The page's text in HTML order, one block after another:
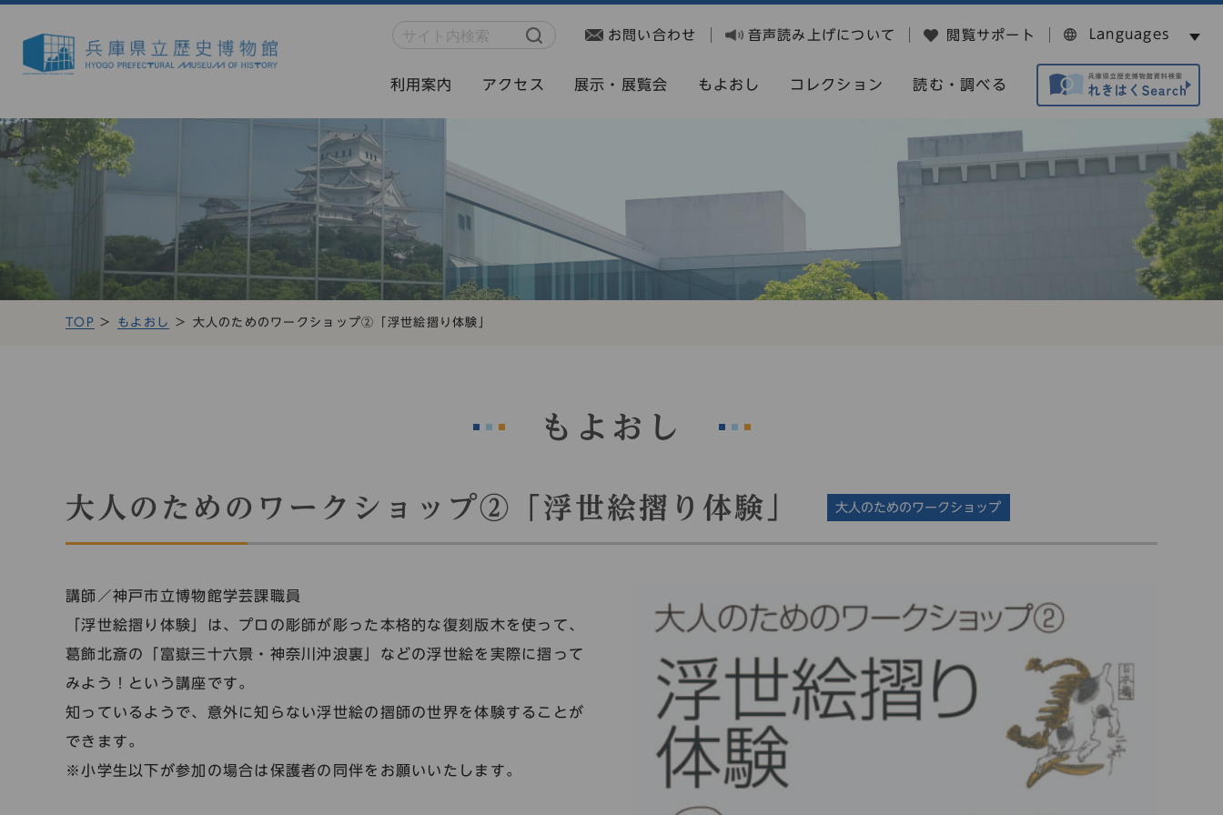
お問い合わせ 音声読み上げについて 閲覧サポート Languages
利用案内 アクセス 展示・展覧会 もよおし コレクション 読む・調べる
TOP もよおし 大人のためのワークショップ②「浮世絵摺り体験」
もよおし
大人のためのワークショップ②「浮世絵摺り体験」 大人のためのワークショップ
講師／神戸市立博物館学芸課職員
「浮世絵摺り体験」は、プロの彫師が彫った本格的な復刻版木を使って、
葛飾北斎の「富嶽三十六景・神奈川沖浪裏」などの浮世絵を実際に摺って
みよう！という講座です。
知っているようで、意外に知らない浮世絵の摺師の世界を体験することが
できます。
※小学生以下が参加の場合は保護者の同伴をお願いいたします。